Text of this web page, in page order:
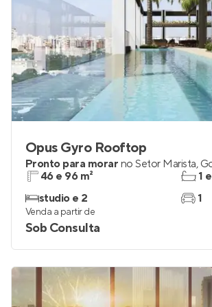
Opus Gyro Rooftop
Pronto para morar no Setor Marista,
46 e 96 m²
studio e 2
1
1
Venda a partir de
Sob Consulta